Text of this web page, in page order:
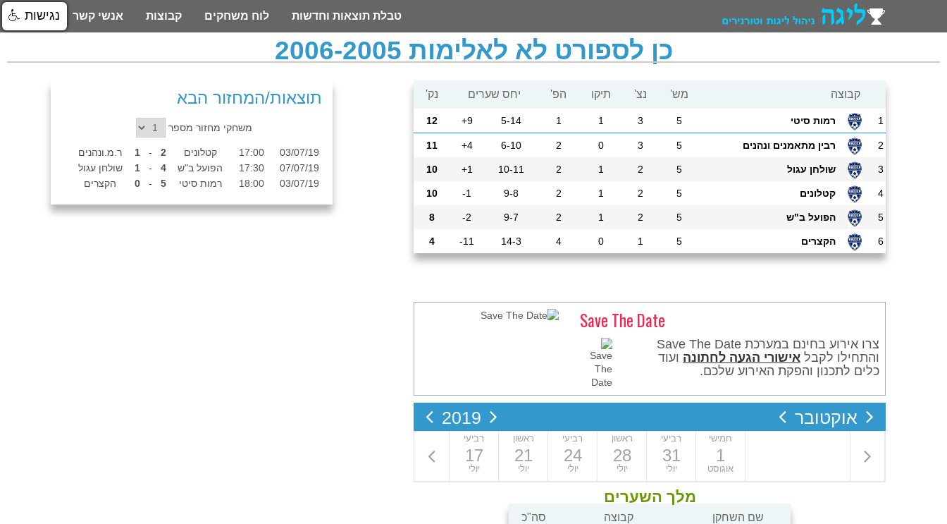
טבלת תוצאות וחדשות לוח משחקים קבוצות אנשי קשר
כן לספורט לא לאלימות 2006-2005
קבוצה מש' נצ' תיקו הפ' יחס שערים נק'
1 רמות סיטי 5
3
1
1
5-14
9+
12
2 רבין מתאמנים ונהנים 5
3
0
2
6-10
4+
11
3 שולחן עגול 5
2
1
2
10-11
1+
10
4 קטלונים 5
2
1
2
9-8
1-
10
5 הפועל ב"ש 5
2
1
2
9-7
2-
8
6 הקצרים 5
1
0
4
14-3
11-
4
Save The Date
צרו אירוע בחינם במערכת Save The Date
והתחילו לקבלאישורי הגעה לחתונה ועוד
כלים לתכנון והפקת האירוע שלכם.
אוקטובר 2019
14
רביעי
17
יולי
ראשון
21
יולי
רביעי
24
יולי
ראשון
28
יולי
רביעי
31
יולי
חמישי
1
אוגוסט
מלך השערים
שם השחקן קבוצה סה"כ
תוצאות/המחזור הבא
משחקי מחזור מספר
03/07/19
17:00 קטלונים 2
-
1
ר.מ.ונהנים
07/07/19
17:30 הפועל ב"ש 4
-
1
שולחן עגול
03/07/19
18:00 רמות סיטי 5
-
0 הקצרים
נגישות